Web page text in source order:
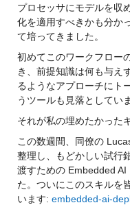
プロセッサにモデルを収
化を適用すべきかも分か
て培ってきました。
初めてこのワークフロー
き、前提知識は何も与え
るようなアプローチにト
うツールも見落としてい
それが私の埋めたかった
この数週間、同僚の
整理し、もどかしい試行
渡すための Embedded
た。ついにこのスキルを
います: embedded-ai-